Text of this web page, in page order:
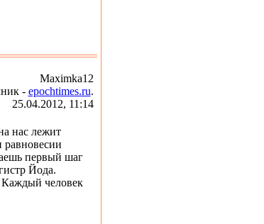
Maximka12
- epochtimes.ru.
25.04.2012, 11:14
нас лежит
равновесии
первый шаг
Йода.
человек